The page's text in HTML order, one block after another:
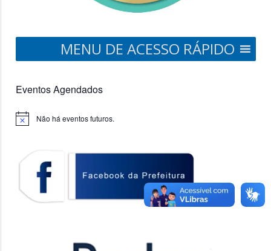
MENU DE ACESSO RÁPIDO
Eventos Agendados
Notice Não há eventos futuros.